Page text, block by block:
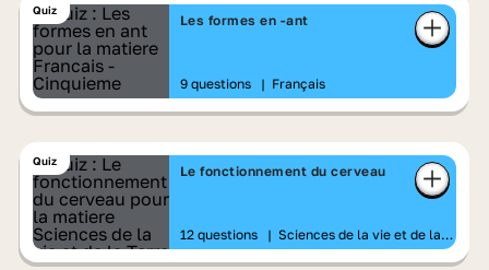
Quiz
Les formes en -ant
9 questions | Français
Quiz
Le fonctionnement du cerveau
12 questions | Sciences de la vie et de la
Terre